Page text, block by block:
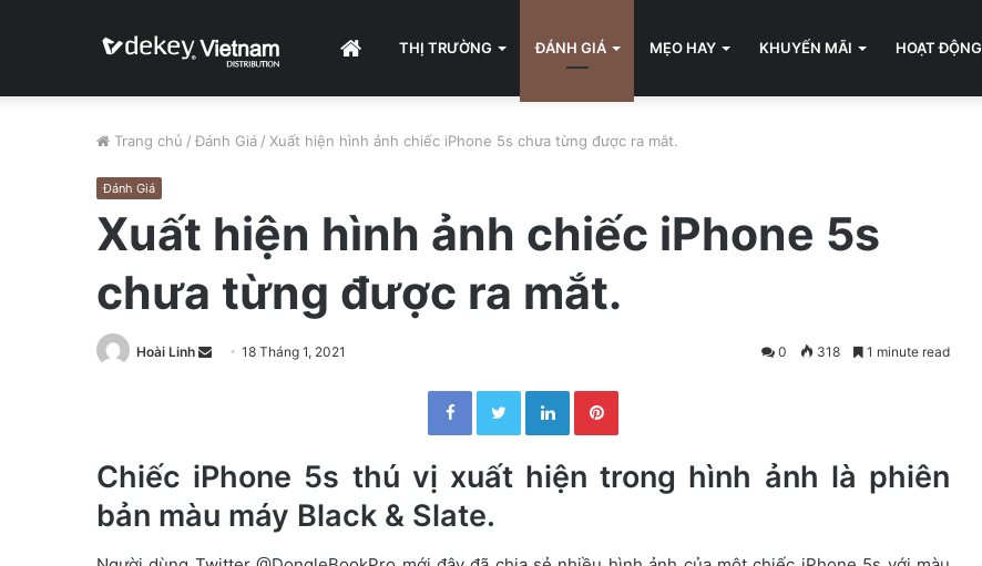
HOMETHỊ TRƯỜNG ĐÁNH GIÁ MẸO HAY KHUYẾN MÃI HOẠT ĐỘNG
Trang chủ / Đánh Giá / Xuất hiện hình ảnh chiếc iPhone 5s chưa từng được ra mắt.
Đánh Giá
Xuất hiện hình ảnh chiếc iPhone 5s
chưa từng được ra mắt.
Hoài Linh
n
e
18 Tháng 1, 2021 0 318 1 minute read
Facebook Twitter LinkedIn
Chiếc iPhone 5s thú vị xuất hiện trong hình ảnh là phiên
bản màu máy Black & Slate.